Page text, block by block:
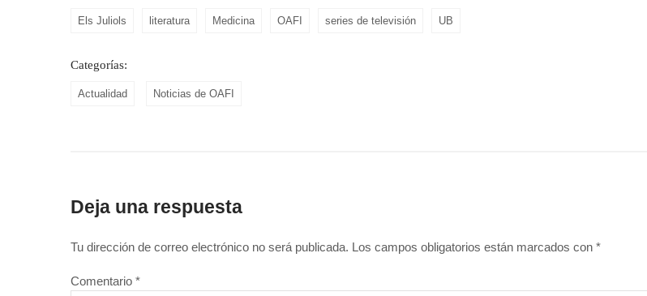
Els Juliols literatura Medicina OAFI series de televisión UB
Categorías:
Actualidad Noticias de OAFI
Deja una respuesta
Tu dirección de correo electrónico no será publicada. Los campos obligatorios están marcados con *
Comentario *